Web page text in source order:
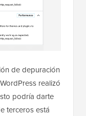
de depuración
realizó
podría darte
terceros está